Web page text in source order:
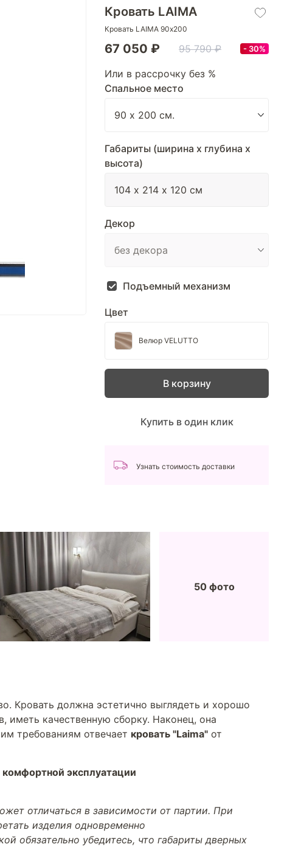
Кровать LAIMA
Кровать LAIMA 90х200
67 050 ₽ 95 790 ₽ 30%
Или в рассрочку без %
Спальное место
Габариты (ширина х глубина х
высота)
Декор
Подъемный механизм
Цвет
Велюр VELUTTO
В корзину
Купить в один клик
Узнать стоимость доставки
50 фото
Кровать должна эстетично выглядеть и хорошо
иметь качественную сборку. Наконец, она
требованиям отвечает кровать "Laima" от
эксплуатации
отличаться в зависимости от партии. При
изделия одновременно
обязательно убедитесь, что габариты дверных